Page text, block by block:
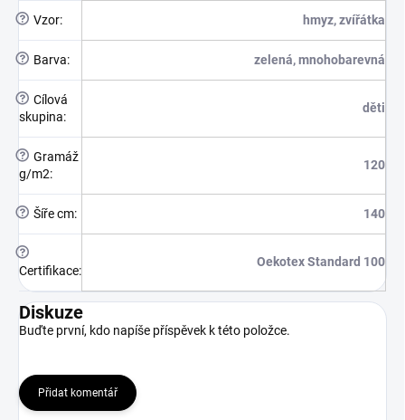
? Vzor: hmyz, zvířátka
? Barva: zelená, mnohobarevná
? Cílová
skupina:
děti
? Gramáž
g/m2:
120
? Šíře cm: 140
?
Certifikace:
Oekotex Standard 100
Diskuze
Buďte první, kdo napíše příspěvek k této položce.
Přidat komentář